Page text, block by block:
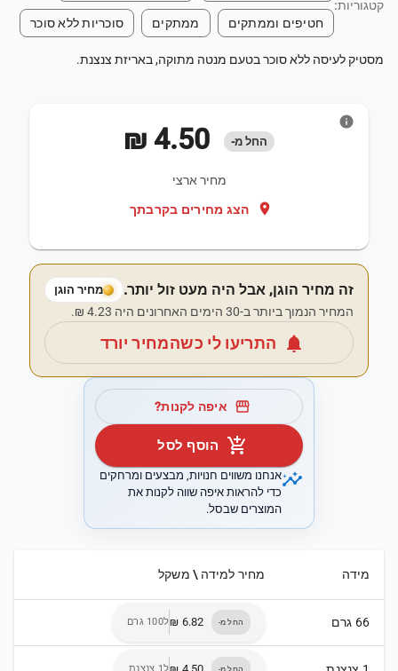
קטגוריות:
חטיפים וממתקים ממתקים סוכריות ללא סוכר
מסטיק לעיסה ללא סוכר בטעם מנטה מתוקה, באריזת צנצנת.
החל מ-
מחיר ארצי
location_on הצג מחירים בקרבתך
info
זה מחיר הוגן, אבל היה מעט זול יותר. מחיר הוגן
המחיר הנמוך ביותר ב-30 הימים האחרונים היה ‏4.23 ‏₪.
notifications התריעו לי כשהמחיר יורד
storefront איפה לקנות?
add_shopping_cart הוסף לסל
insightsאנחנו משווים חנויות, מבצעים ומרחקים
כדי להראות איפה שווה לקנות את
המוצרים שבסל.
מידה מחיר למידה \ משקל
66 גרם החל מ- ל100 גרם
החל מ-